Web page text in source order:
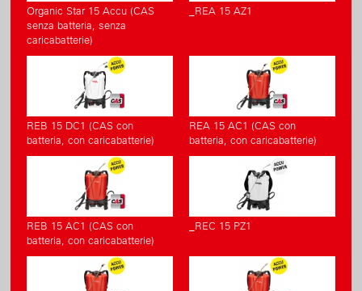
Organic Star 15 Accu (CAS
senza batteria, senza
caricabatterie)
_REA 15 AZ1
REB 15 DC1 (CAS con
batteria, con caricabatterie)
REA 15 AC1 (CAS con
batteria, con caricabatterie)
REB 15 AC1 (CAS con
batteria, con caricabatterie)
_REC 15 PZ1